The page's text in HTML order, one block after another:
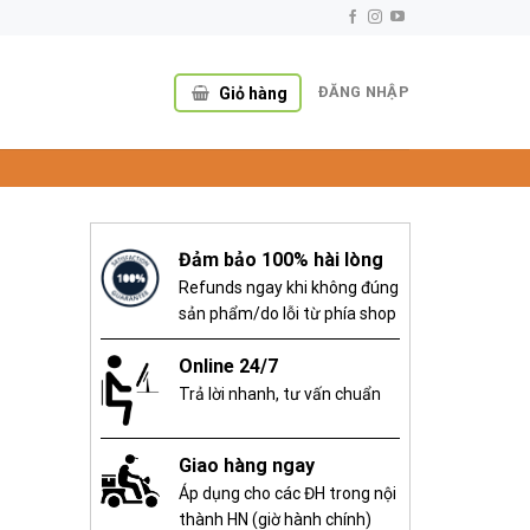
Giỏ hàng ĐĂNG NHẬP
Đảm bảo 100% hài lòng
Refunds ngay khi không đúng
sản phẩm/do lỗi từ phía shop
Online 24/7
Trả lời nhanh, tư vấn chuẩn
Giao hàng ngay
Áp dụng cho các ĐH trong nội
thành HN (giờ hành chính)